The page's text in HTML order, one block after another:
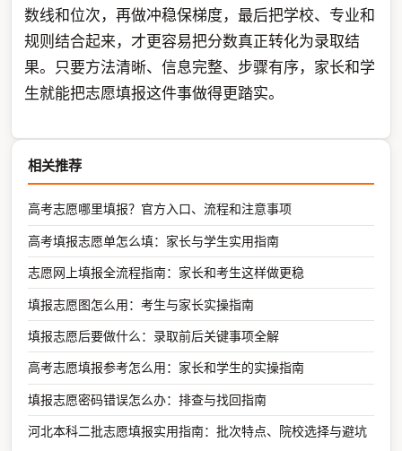
数线和位次，再做冲稳保梯度，最后把学校、专业和
规则结合起来，才更容易把分数真正转化为录取结
果。只要方法清晰、信息完整、步骤有序，家长和学
生就能把志愿填报这件事做得更踏实。
相关推荐
高考志愿哪里填报？官方入口、流程和注意事项
高考填报志愿单怎么填：家长与学生实用指南
志愿网上填报全流程指南：家长和考生这样做更稳
填报志愿图怎么用：考生与家长实操指南
填报志愿后要做什么：录取前后关键事项全解
高考志愿填报参考怎么用：家长和学生的实操指南
填报志愿密码错误怎么办：排查与找回指南
河北本科二批志愿填报实用指南：批次特点、院校选择与避坑